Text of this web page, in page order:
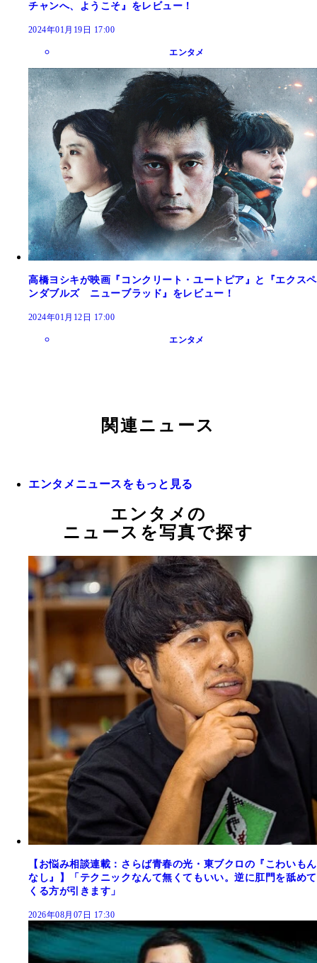
チャンへ、ようこそ』をレビュー！
2024年01月19日 17:00
エンタメ
高橋ヨシキが映画『コンクリート・ユートピア』と『エクスペ
ンダブルズ ニューブラッド』をレビュー！
2024年01月12日 17:00
エンタメ
関連ニュース
エンタメニュースをもっと見る
エンタメの
ニュースを写真で探す
【お悩み相談連載：さらば青春の光・東ブクロの『こわいもん
なし』】「テクニックなんて無くてもいい。逆に肛門を舐めて
くる方が引きます」
2026年08月07日 17:30